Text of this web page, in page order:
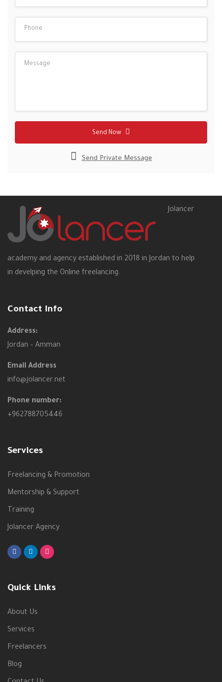
Send Now
Send Private Message
Jolancer
academy and agency established in 2018 in Jordan to help
in develping the Online freelancing.
Contact Info
Address:
Jordan – Amman
Email Address
info@jolancer.net
Phone number:
+962788705446
Services
Freelancing & Promotion
Mentorship & Support
Training
Jolancer Agency
Quick Links
About Us
Services
Freelancers
Blog